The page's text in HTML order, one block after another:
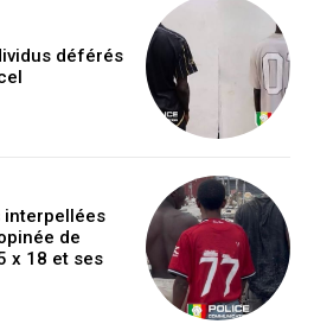
déférés
interpellées
de
x 18 et ses